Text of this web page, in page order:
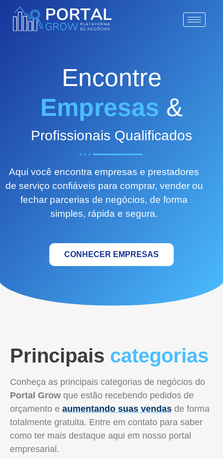
Encontre
Empresas &
Profissionais Qualificados
Aqui você encontra empresas e prestadores
de serviço confiáveis para comprar, vender ou
fechar parcerias de negócios, de forma
simples, rápida e segura.
CONHECER EMPRESAS
Principais categorias
Conheça as principais categorias de negócios do
Portal Grow que estão recebendo pedidos de
orçamento e aumentando suas vendas de forma
totalmente gratuita. Entre em contato para saber
como ter mais destaque aqui em nosso portal
empresarial.